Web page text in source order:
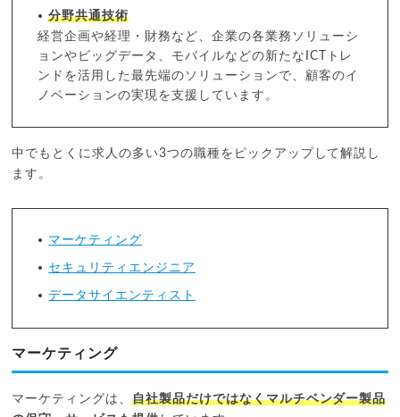
分野共通技術
経営企画や経理・財務など、企業の各業務ソリューシ
ョンやビッグデータ、モバイルなどの新たなICTトレ
ンドを活用した最先端のソリューションで、顧客のイ
ノベーションの実現を支援しています。
中でもとくに求人の多い3つの職種をピックアップして解説し
ます。
マーケティング
セキュリティエンジニア
データサイエンティスト
マーケティング
マーケティングは、自社製品だけではなくマルチベンダー製品